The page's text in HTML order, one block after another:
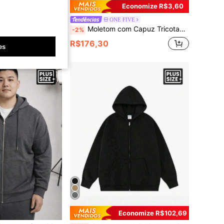
Economize R$3,60
ONE FIVE
-2% Moletom com Capuz Tricotado Novo Plus Size para Homens, Tecido Escovado de 250g, Moletom Preto de Estilo Emo Interessante com Estampa Gráfica em Inglês, Moda Y2K, Adequado para Uso Diário
R$176,30
Economize R$102,69